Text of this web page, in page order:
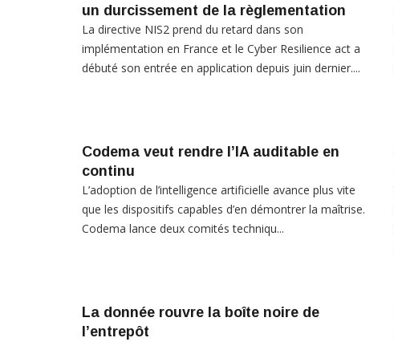
un durcissement de la règlementation
La directive NIS2 prend du retard dans son
implémentation en France et le Cyber Resilience act a
débuté son entrée en application depuis juin dernier....
Codema veut rendre l’IA auditable en
continu
L’adoption de l’intelligence artificielle avance plus vite
que les dispositifs capables d’en démontrer la maîtrise.
Codema lance deux comités techniqu...
La donnée rouvre la boîte noire de
l’entrepôt